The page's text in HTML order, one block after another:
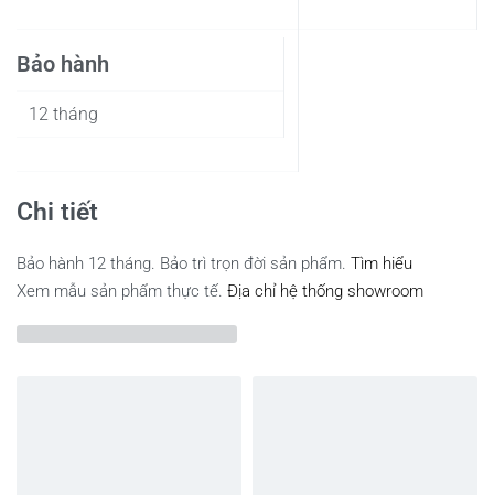
Bảo hành
12 tháng
Chi tiết
Bảo hành 12 tháng. Bảo trì trọn đời sản phẩm. Tìm hiểu
Xem mẫu sản phẩm thực tế. Địa chỉ hệ thống showroom